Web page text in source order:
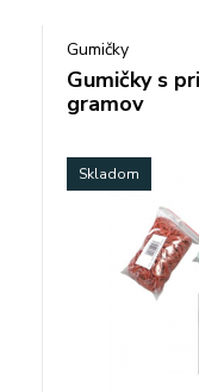
Gumičky
Gumičky s
gramov
Skladom